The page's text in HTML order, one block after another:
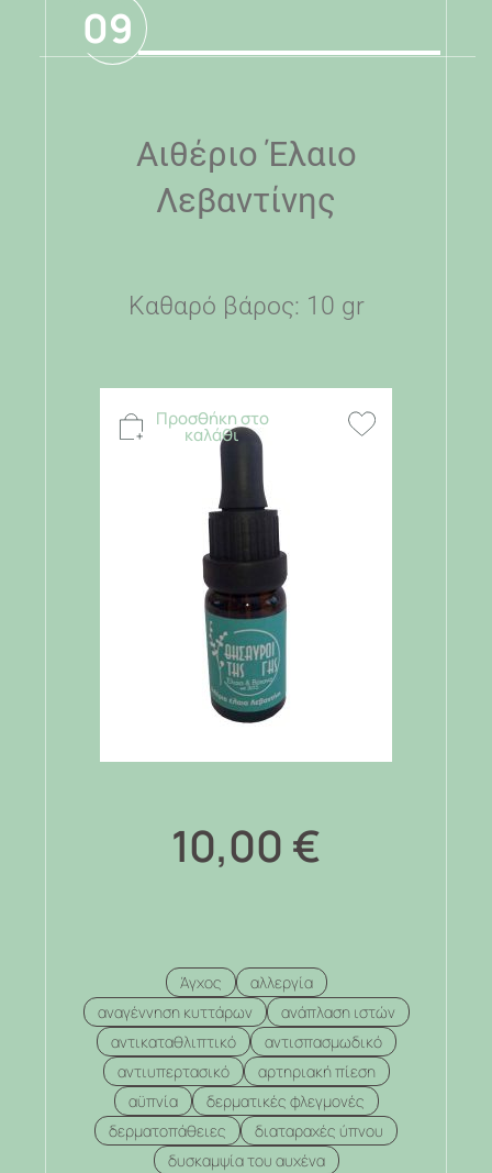
09
Αιθέριο Έλαιο
Λεβαντίνης
Καθαρό βάρος: 10 gr
Προσθήκη στο
καλάθι
10,00 €
Άγχος
αλλεργία
αναγέννηση κυττάρων
ανάπλαση ιστών
αντικαταθλιπτικό
αντισπασμωδικό
αντιυπερτασικό
αρτηριακή πίεση
αϋπνία
δερματικές φλεγμονές
δερματοπάθειες
διαταραχές ύπνου
δυσκαμψία του αυχένα